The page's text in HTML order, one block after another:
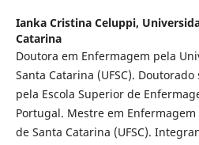
Ianka Cristina Celuppi,
Catarina
Doutora em Enfermagem pela
Santa Catarina (UFSC).
pela Escola Superior de
Portugal. Mestre em
de Santa Catarina (UFSC).